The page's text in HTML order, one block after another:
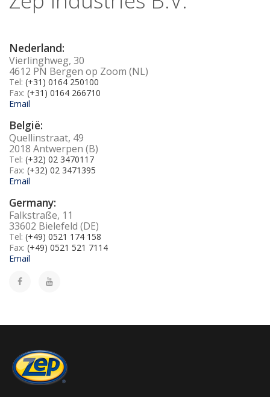
Nederland:
Vierlinghweg, 30
4612 PN Bergen op Zoom (NL)
Tel: (+31) 0164 250100
Fax: (+31) 0164 266710
Email
België:
Quellinstraat, 49
2018 Antwerpen (B)
Tel: (+32) 02 3470117
Fax: (+32) 02 3471395
Email
Germany:
Falkstraße, 11
33602 Bielefeld (DE)
Tel: (+49) 0521 174 158
Fax: (+49) 0521 521 7114
Email